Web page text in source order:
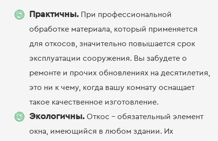
Практичны. При профессиональной
обработке материала, который применяется
для откосов, значительно повышается срок
эксплуатации сооружения. Вы забудете о
ремонте и прочих обновлениях на десятилетия,
это ни к чему, когда вашу комнату оснащает
такое качественное изготовление.
Экологичны. Откос – обязательный элемент
окна, имеющийся в любом здании. Их